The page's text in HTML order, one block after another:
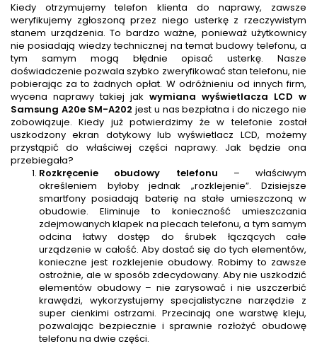
Kiedy otrzymujemy telefon klienta do naprawy, zawsze
weryfikujemy zgłoszoną przez niego usterkę z rzeczywistym
stanem urządzenia. To bardzo ważne, ponieważ użytkownicy
nie posiadają wiedzy technicznej na temat budowy telefonu, a
tym samym mogą błędnie opisać usterkę. Nasze
doświadczenie pozwala szybko zweryfikować stan telefonu, nie
pobierając za to żadnych opłat. W odróżnieniu od innych firm,
wycena naprawy takiej jak wymiana wyświetlacza LCD w
Samsung A20e SM-A202 jest u nas bezpłatna i do niczego nie
zobowiązuje. Kiedy już potwierdzimy że w telefonie został
uszkodzony ekran dotykowy lub wyświetlacz LCD, możemy
przystąpić do właściwej części naprawy. Jak będzie ona
przebiegała?
Rozkręcenie obudowy telefonu – właściwym
określeniem byłoby jednak „rozklejenie”. Dzisiejsze
smartfony posiadają baterię na stałe umieszczoną w
obudowie. Eliminuje to konieczność umieszczania
zdejmowanych klapek na plecach telefonu, a tym samym
odcina łatwy dostęp do śrubek łączących całe
urządzenie w całość. Aby dostać się do tych elementów,
konieczne jest rozklejenie obudowy. Robimy to zawsze
ostrożnie, ale w sposób zdecydowany. Aby nie uszkodzić
elementów obudowy – nie zarysować i nie uszczerbić
krawędzi, wykorzystujemy specjalistyczne narzędzie z
super cienkimi ostrzami. Przecinają one warstwę kleju,
pozwalając bezpiecznie i sprawnie rozłożyć obudowę
telefonu na dwie części.